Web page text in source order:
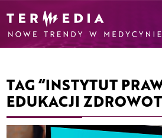
TAG “INSTYTUT
EDUKACJI